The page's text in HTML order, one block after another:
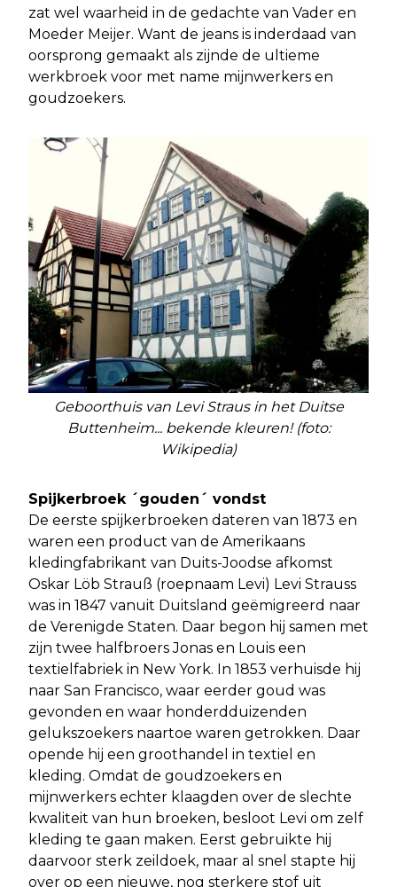
zat wel waarheid in de gedachte van Vader en
Moeder Meijer. Want de jeans is inderdaad van
oorsprong gemaakt als zijnde de ultieme
werkbroek voor met name mijnwerkers en
goudzoekers.
Geboorthuis van Levi Straus in het Duitse
Buttenheim... bekende kleuren! (foto:
Wikipedia)
Spijkerbroek ´gouden´ vondst
De eerste spijkerbroeken dateren van 1873 en
waren een product van de Amerikaans
kledingfabrikant van Duits-Joodse afkomst
Oskar Löb Strauß (roepnaam Levi) Levi Strauss
was in 1847 vanuit Duitsland geëmigreerd naar
de Verenigde Staten. Daar begon hij samen met
zijn twee halfbroers Jonas en Louis een
textielfabriek in New York. In 1853 verhuisde hij
naar San Francisco, waar eerder goud was
gevonden en waar honderdduizenden
gelukszoekers naartoe waren getrokken. Daar
opende hij een groothandel in textiel en
kleding. Omdat de goudzoekers en
mijnwerkers echter klaagden over de slechte
kwaliteit van hun broeken, besloot Levi om zelf
kleding te gaan maken. Eerst gebruikte hij
daarvoor sterk zeildoek, maar al snel stapte hij
over op een nieuwe, nog sterkere stof uit